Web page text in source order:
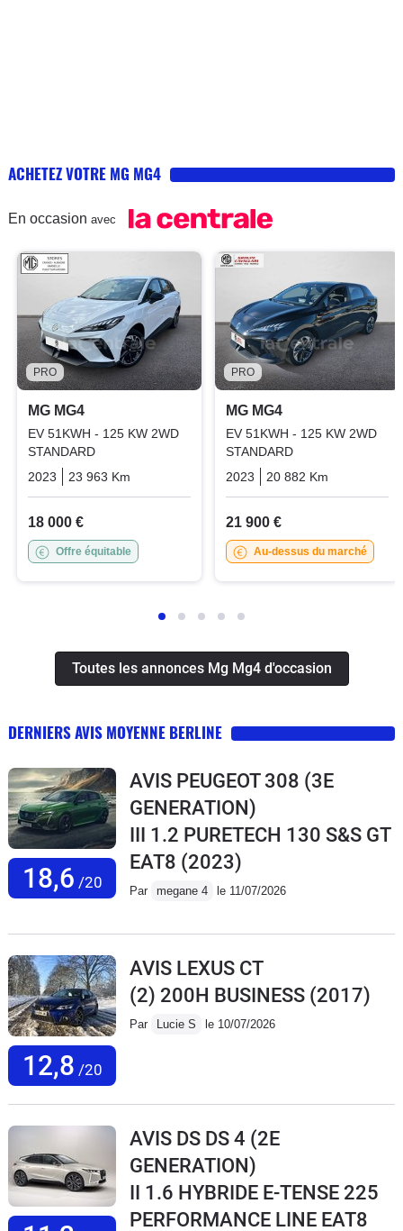
ACHETEZ VOTRE MG MG4
En occasion avec
PRO
MG MG4
EV 51KWH - 125 KW 2WD
STANDARD
2023
23 963 Km Electric
18 000 €
Offre équitable
PRO
MG MG4
EV 51KWH - 125 KW 2WD
STANDARD
2023
20 882 Km
21 900 €
Au-dessus du marché
Toutes les annonces Mg Mg4 d'occasion
DERNIERS AVIS MOYENNE BERLINE
18,6 /20
AVIS PEUGEOT 308 (3E
GENERATION)
III 1.2 PURETECH 130 S&S GT
EAT8 (2023)
Par megane 4 le 11/07/2026
12,8 /20
AVIS LEXUS CT
(2) 200H BUSINESS (2017)
Par Lucie S le 10/07/2026
AVIS DS DS 4 (2E
GENERATION)
II 1.6 HYBRIDE E-TENSE 225
PERFORMANCE LINE EAT8